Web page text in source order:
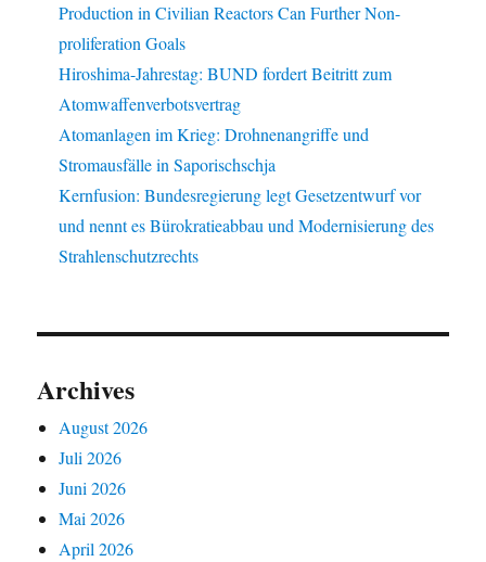
Production in Civilian Reactors Can Further Non-
proliferation Goals
Hiroshima-Jahrestag: BUND fordert Beitritt zum
Atomwaffenverbotsvertrag
Atomanlagen im Krieg: Drohnenangriffe und
Stromausfälle in Saporischschja
Kernfusion: Bundesregierung legt Gesetzentwurf vor
und nennt es Bürokratieabbau und Modernisierung des
Strahlenschutzrechts
Archives
August 2026
Juli 2026
Juni 2026
Mai 2026
April 2026